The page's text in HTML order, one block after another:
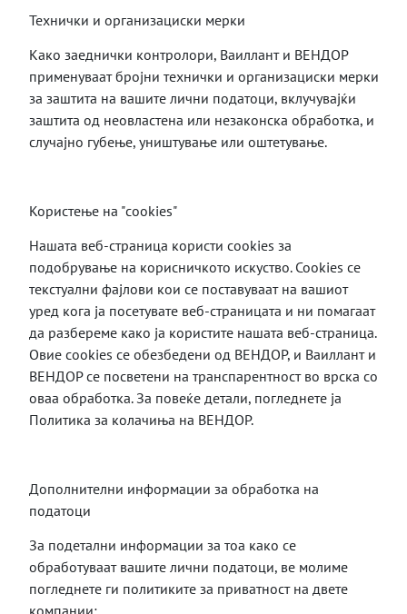
Технички и организациски мерки
Како заеднички контролори, Ваиллант и ВЕНДОР
применуваат бројни технички и организациски мерки
за заштита на вашите лични податоци, вклучувајќи
заштита од неовластена или незаконска обработка, и
случајно губење, уништување или оштетување.
Користење на "cookies"
Нашата веб-страница користи cookies за
подобрување на корисничкото искуство. Cookies се
текстуални фајлови кои се поставуваат на вашиот
уред кога ја посетувате веб-страницата и ни помагаат
да разбереме како ја користите нашата веб-страница.
Овие cookies се обезбедени од ВЕНДОР, и Ваиллант и
ВЕНДОР се посветени на транспарентност во врска со
оваа обработка. За повеќе детали, погледнете ја
Политика за колачиња на ВЕНДОР.
Дополнителни информации за обработка на
податоци
За подетални информации за тоа како се
обработуваат вашите лични податоци, ве молиме
погледнете ги политиките за приватност на двете
компании: